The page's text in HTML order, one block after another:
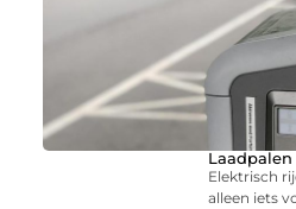
Elektrisch
alleen iets